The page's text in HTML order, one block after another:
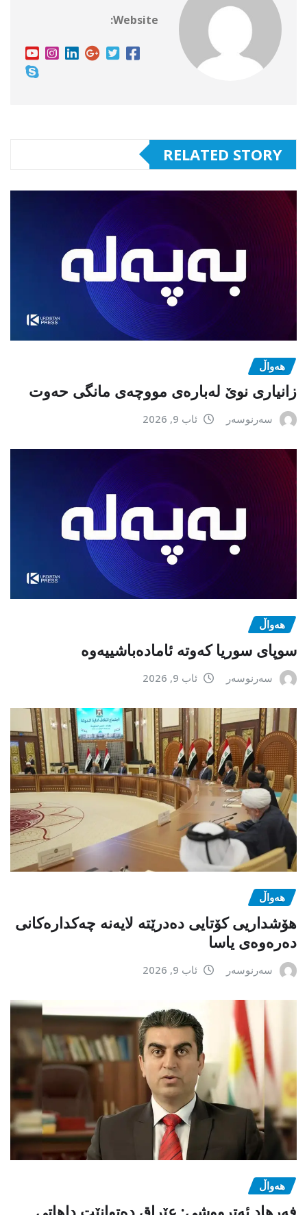
Website:
RELATED STORY
هەواڵ
زانیاری نوێ لەبارەی مووچەی مانگی حەوت
سەرنوسەر ئاب 9, 2026
هەواڵ
سوپای سوریا کەوتە ئامادەباشییەوە
سەرنوسەر ئاب 9, 2026
هەواڵ
هۆشداریی کۆتایی دەدرێتە لایەنە چەکدارەکانی
دەرەوەی یاسا
سەرنوسەر ئاب 9, 2026
هەواڵ
فەرهاد ئەترووشی: عێراق دەتوانێت داهاتی